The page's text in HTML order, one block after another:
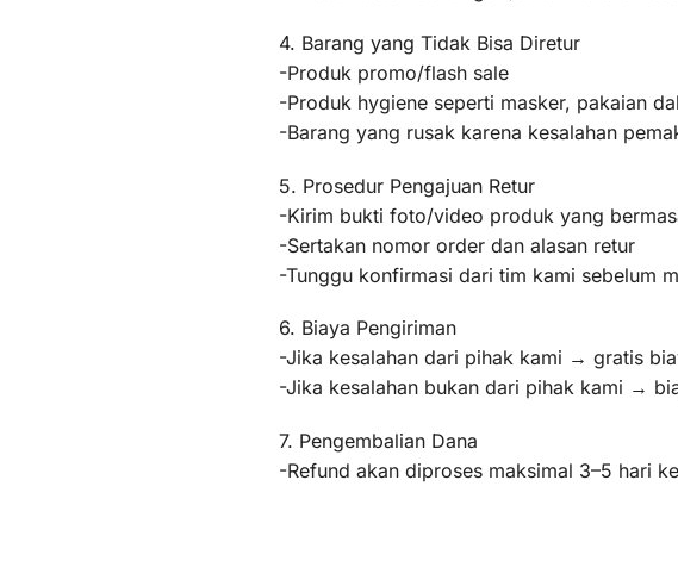
4. Barang yang Tidak Bisa Diretur
-Produk promo/flash sale
-Produk hygiene seperti masker, pakaian
-Barang yang rusak karena kesalahan
5. Prosedur Pengajuan Retur
-Kirim bukti foto/video produk yang
-Sertakan nomor order dan alasan retur
-Tunggu konfirmasi dari tim kami sebelum
6. Biaya Pengiriman
-Jika kesalahan dari pihak kami → gratis
-Jika kesalahan bukan dari pihak kami →
7. Pengembalian Dana
-Refund akan diproses maksimal 3–5 hari